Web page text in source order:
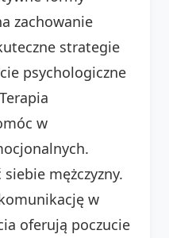
zachowanie
strategie
psychologiczne
w
mężczyzny.
w
oferują poczucie